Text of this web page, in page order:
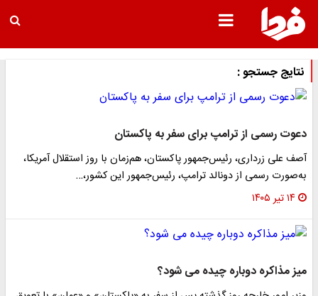
نتایج جستجو :
دعوت رسمی از ترامپ برای سفر به پاکستان
آصف علی زرداری، رئیس‌جمهور پاکستان، هم‌زمان با روز استقلال آمریکا،
به‌صورت رسمی از دونالد ترامپ، رئیس‌جمهور این کشور،…
۱۴ تیر ۱۴۰۵
میز مذاکره دوباره چیده می شود؟